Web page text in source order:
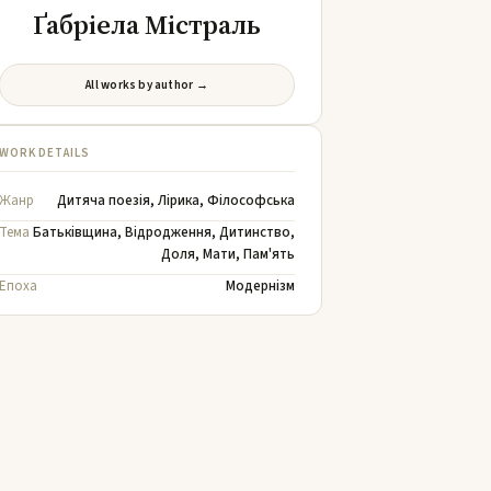
Ґабріела Містраль
All works by author →
WORK DETAILS
Жанр Дитяча поезія, Лірика, Філософська
Тема Батьківщина, Відродження, Дитинство,
Доля, Мати, Пам'ять
Епоха
Модернізм